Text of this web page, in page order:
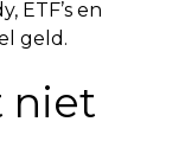
ETF’s en
geld.
niet